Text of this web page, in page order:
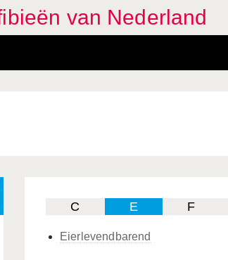
van Nederland
C E F
Eierlevendbarend